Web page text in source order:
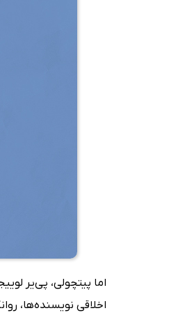
اما پیتچولی، پی‌یر
اخلاقی نویسنده‌ها،